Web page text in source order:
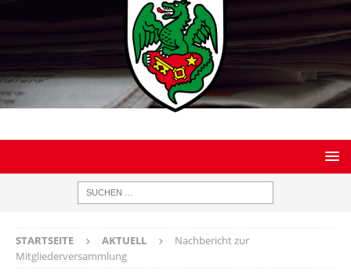
STARTSEITE AKTUELL
Nachbericht zur
Mitgliederversammlung